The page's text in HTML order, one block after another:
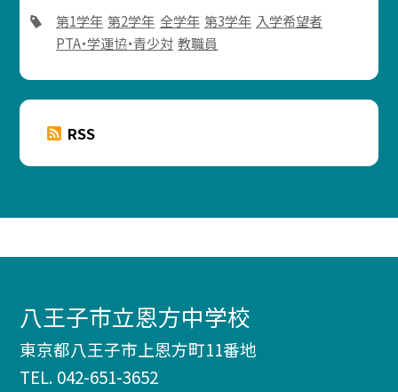
第1学年 第2学年 全学年 第3学年 入学希望者
PTA・学運協・青少対 教職員
RSS
八王子市立恩方中学校
東京都八王子市上恩方町11番地
TEL. 042-651-3652